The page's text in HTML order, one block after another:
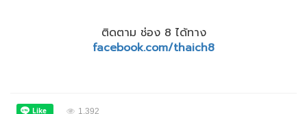
ติดตาม ช่อง 8 ได้ทาง
facebook.com/thaich8
1,392